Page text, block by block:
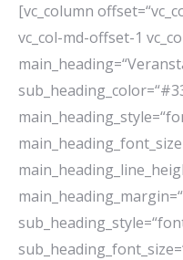
[vc_column
vc_col-md-offset-1